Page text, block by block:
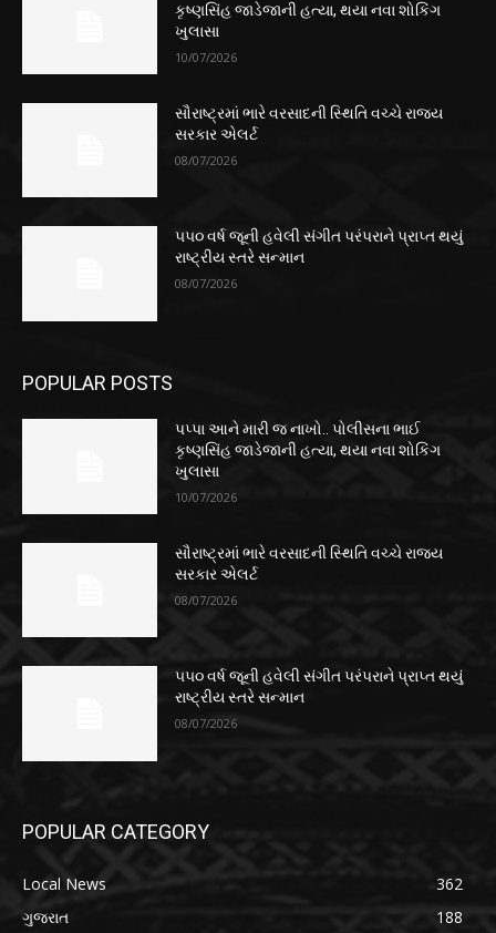
કૃષ્ણસિંહ જાડેજાની હત્યા, થયા નવા શોકિંગ
ખુલાસા
10/07/2026
સૌરાષ્ટ્રમાં ભારે વરસાદની સ્થિતિ વચ્ચે રાજ્ય
સરકાર એલર્ટ
08/07/2026
૫૫૦ વર્ષ જૂની હવેલી સંગીત પરંપરાને પ્રાપ્ત થયું
રાષ્ટ્રીય સ્તરે સન્માન
08/07/2026
POPULAR POSTS
પપ્પા આને મારી જ નાખો.. પોલીસના ભાઈ
કૃષ્ણસિંહ જાડેજાની હત્યા, થયા નવા શોકિંગ
ખુલાસા
10/07/2026
સૌરાષ્ટ્રમાં ભારે વરસાદની સ્થિતિ વચ્ચે રાજ્ય
સરકાર એલર્ટ
08/07/2026
૫૫૦ વર્ષ જૂની હવેલી સંગીત પરંપરાને પ્રાપ્ત થયું
રાષ્ટ્રીય સ્તરે સન્માન
08/07/2026
POPULAR CATEGORY
Local News
362
ગુજરાત
188